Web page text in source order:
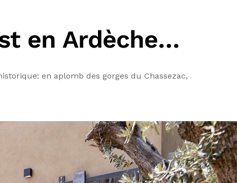
en Ardèche…
en aplomb des gorges du Chassezac,